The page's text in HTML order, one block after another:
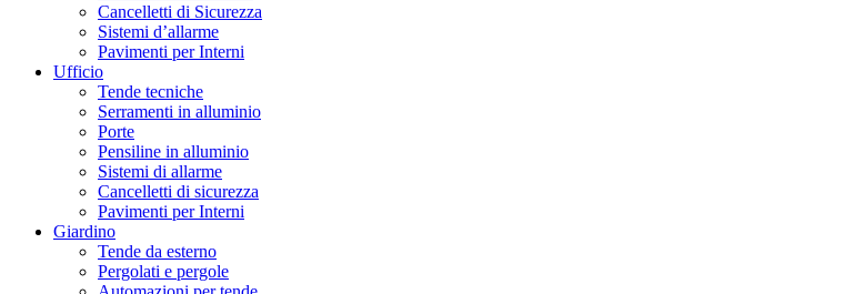
Cancelletti di Sicurezza
Sistemi d’allarme
Pavimenti per Interni
Ufficio
Tende tecniche
Serramenti in alluminio
Porte
Pensiline in alluminio
Sistemi di allarme
Cancelletti di sicurezza
Pavimenti per Interni
Giardino
Tende da esterno
Pergolati e pergole